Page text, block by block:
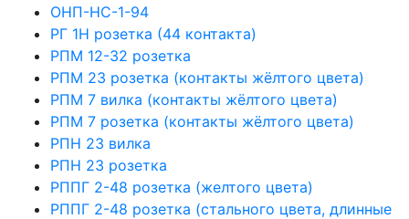
ОНП-НС-1-94
РГ 1Н розетка (44 контакта)
РПМ 12-32 розетка
РПМ 23 розетка (контакты жёлтого цвета)
РПМ 7 вилка (контакты жёлтого цвета)
РПМ 7 розетка (контакты жёлтого цвета)
РПН 23 вилка
РПН 23 розетка
РППГ 2-48 розетка (желтого цвета)
РППГ 2-48 розетка (стального цвета, длинные